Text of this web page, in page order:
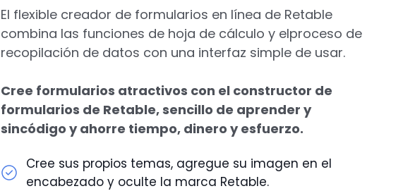
El flexible creador de formularios en línea de Retable
combina las funciones de hoja de cálculo y elproceso de
recopilación de datos con una interfaz simple de usar.
Cree formularios atractivos con el constructor de
formularios de Retable, sencillo de aprender y
sincódigo y ahorre tiempo, dinero y esfuerzo.
Cree sus propios temas, agregue su imagen en el
encabezado y oculte la marca Retable.